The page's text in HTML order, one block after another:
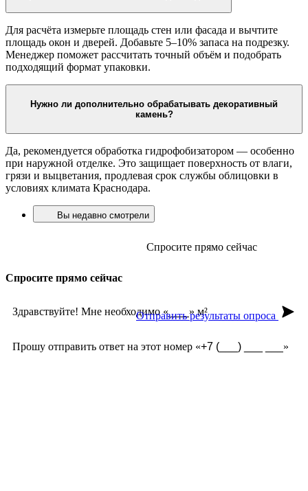
Для расчёта измерьте площадь стен или фасада и вычтите
площадь окон и дверей. Добавьте 5–10% запаса на подрезку.
Менеджер поможет рассчитать точный объём и подобрать
подходящий формат упаковки.
Нужно ли дополнительно обрабатывать декоративный
камень?
Да, рекомендуется обработка гидрофобизатором — особенно
при наружной отделке. Это защищает поверхность от влаги,
грязи и выцветания, продлевая срок службы облицовки в
условиях климата Краснодара.
Вы недавно смотрели
Спросите прямо сейчас
Спросите прямо сейчас
Здравствуйте! Мне необходимо « » м²
Прошу отправить ответ на этот номер « »
Отправить результаты опроса